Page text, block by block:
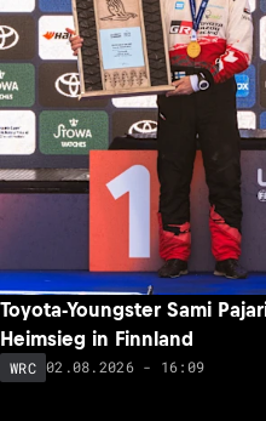
Toyota-Youngster Sami
Heimsieg in Finnland
WRC 02.08.2026 - 16:09